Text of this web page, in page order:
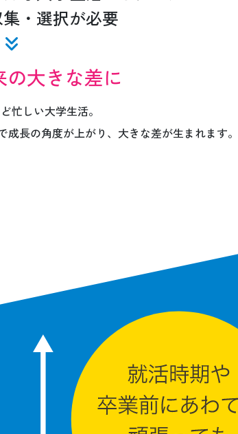
・選択が必要
大きな差に
忙しい大学生活。
成長の角度が上がり、大きな差が生まれます。